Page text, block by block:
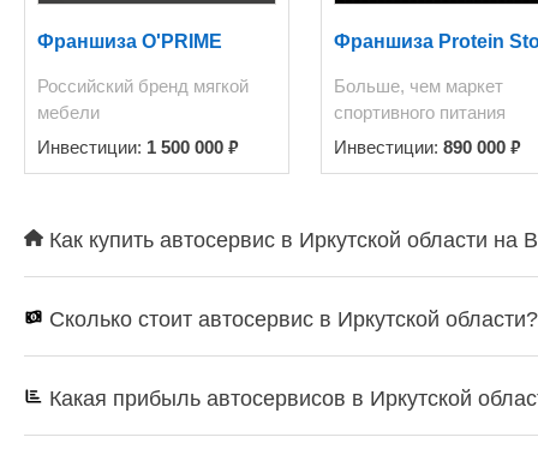
Франшиза O'PRIME
Российский бренд мягкой
мебели
Инвестиции: 1 500 000 ₽
Франшиза Protein
Больше, чем маркет
спортивного питания
Инвестиции: 890 000 ₽
Как купить автосервис в Иркутской области на
Сколько стоит автосервис в Иркутской области?
Какая прибыль автосервисов в Иркутской